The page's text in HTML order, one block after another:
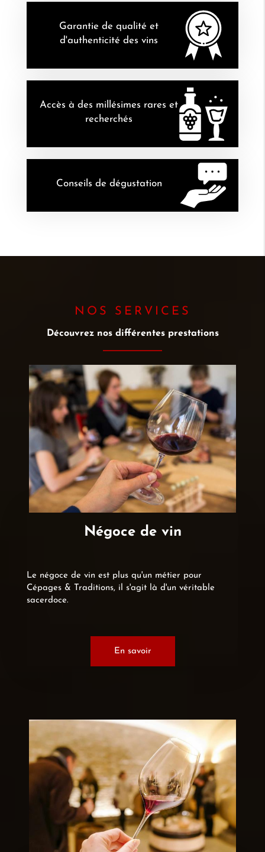
Garantie de qualité et
d'authenticité des vins
Accès à des millésimes rares et
recherchés
Conseils de dégustation
NOS SERVICES
Découvrez nos différentes prestations
Négoce de vin
Le négoce de vin est plus qu'un métier pour
Cépages & Traditions, il s'agit là d'un véritable
sacerdoce.
En savoir